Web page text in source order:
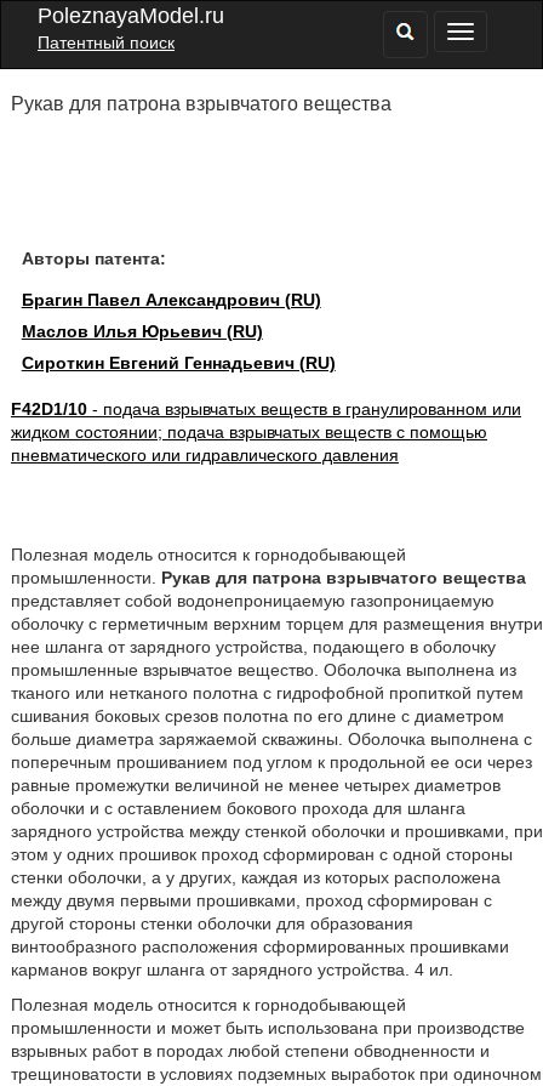
PoleznayaModel.ru
Патентный поиск
Рукав для патрона взрывчатого вещества
Авторы патента:
Брагин Павел Александрович (RU)
Маслов Илья Юрьевич (RU)
Сироткин Евгений Геннадьевич (RU)
F42D1/10- подача взрывчатых веществ в гранулированном или
жидком состоянии; подача взрывчатых веществ с помощью
пневматического или гидравлического давления
Полезная модель относится к горнодобывающей
промышленности. Рукав для патрона взрывчатого вещества
представляет собой водонепроницаемую газопроницаемую
оболочку с герметичным верхним торцем для размещения внутри
нее шланга от зарядного устройства, подающего в оболочку
промышленные взрывчатое вещество. Оболочка выполнена из
тканого или нетканого полотна с гидрофобной пропиткой путем
сшивания боковых срезов полотна по его длине с диаметром
больше диаметра заряжаемой скважины. Оболочка выполнена с
поперечным прошиванием под углом к продольной ее оси через
равные промежутки величиной не менее четырех диаметров
оболочки и с оставлением бокового прохода для шланга
зарядного устройства между стенкой оболочки и прошивками, при
этом у одних прошивок проход сформирован с одной стороны
стенки оболочки, а у других, каждая из которых расположена
между двумя первыми прошивками, проход сформирован с
другой стороны стенки оболочки для образования
винтообразного расположения сформированных прошивками
карманов вокруг шланга от зарядного устройства. 4 ил.
Полезная модель относится к горнодобывающей
промышленности и может быть использована при производстве
взрывных работ в породах любой степени обводненности и
трещиноватости в условиях подземных выработок при одиночном